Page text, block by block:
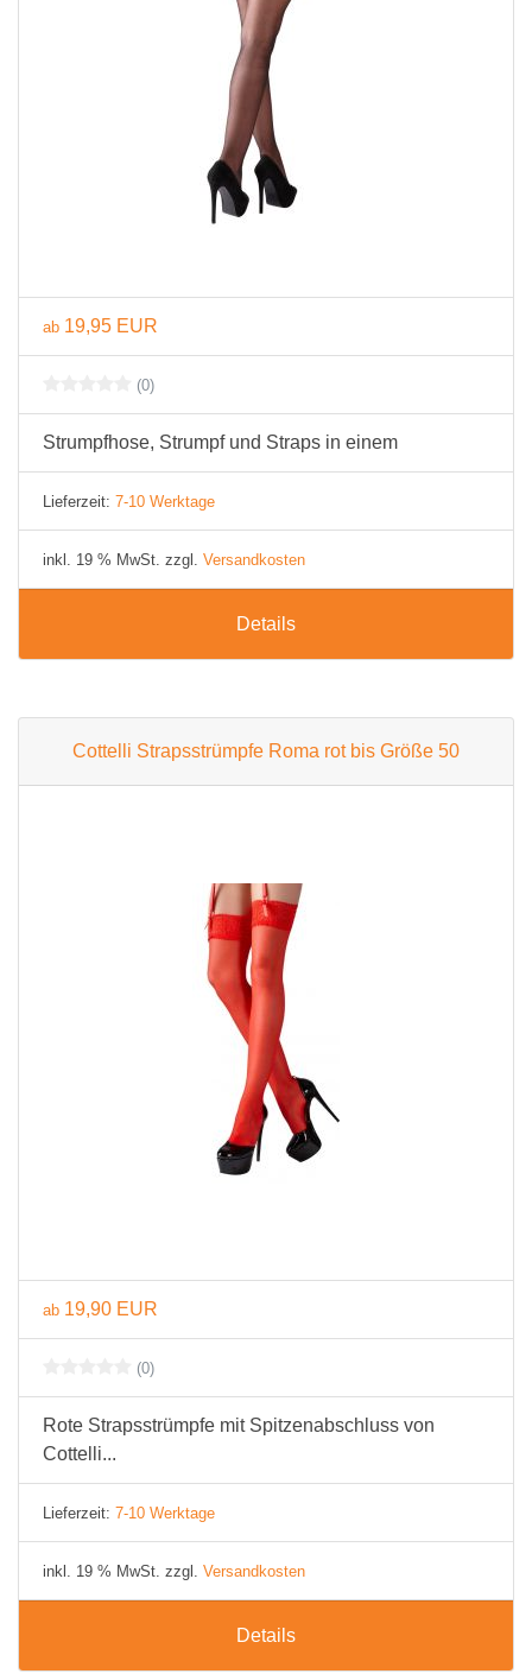
ab 19,95 EUR
(0)
Strumpfhose, Strumpf und Straps in einem
Lieferzeit: 7-10 Werktage
inkl. 19 % MwSt. zzgl. Versandkosten
Details
Cottelli Strapsstrümpfe Roma rot bis Größe 50
ab 19,90 EUR
(0)
Rote Strapsstrümpfe mit Spitzenabschluss von
Cottelli...
Lieferzeit: 7-10 Werktage
inkl. 19 % MwSt. zzgl. Versandkosten
Details